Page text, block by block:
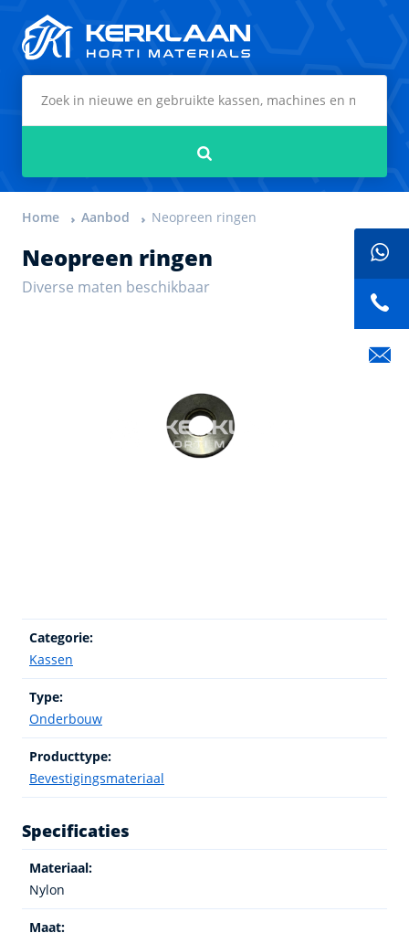
Home Aanbod Neopreen ringen
Neopreen ringen
Diverse maten beschikbaar
Categorie:
Kassen
Type:
Onderbouw
Producttype:
Bevestigingsmateriaal
Specificaties
Materiaal:
Nylon
Maat: